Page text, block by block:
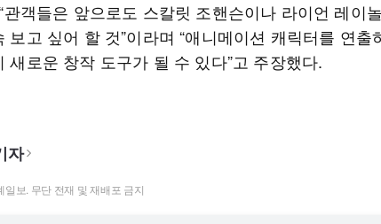
관객들은 앞으로도 스칼릿 조핸슨이나 라이언 레이
보고 싶어 할 것”이라며 “애니메이션 캐릭터를 연출
새로운 창작 도구가 될 수 있다”고 주장했다.
자
보. 무단 전재 및 재배포 금지